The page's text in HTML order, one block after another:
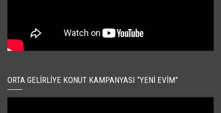
ORTA GELIRLIYE KONUT KAMPANYASI “YENI EVIM”